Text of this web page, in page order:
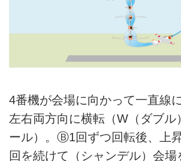
4番機が会場に向かって一直線
左右両方向に横転（W（ダブル
ール）。Ⓑ1回ずつ回転後、上
回を続けて（シャンデル）会場